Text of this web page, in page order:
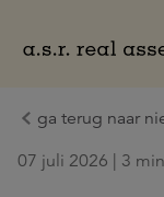
ga terug naar
07 juli 2026 | 3